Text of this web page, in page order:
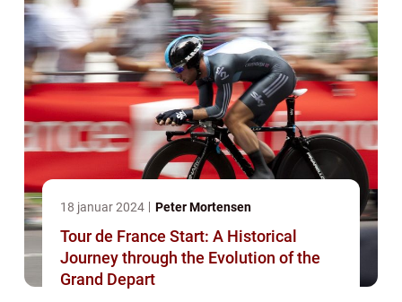
18 januar 2024 Peter Mortensen
Tour de France Start: A Historical
Journey through the Evolution of the
Grand Depart